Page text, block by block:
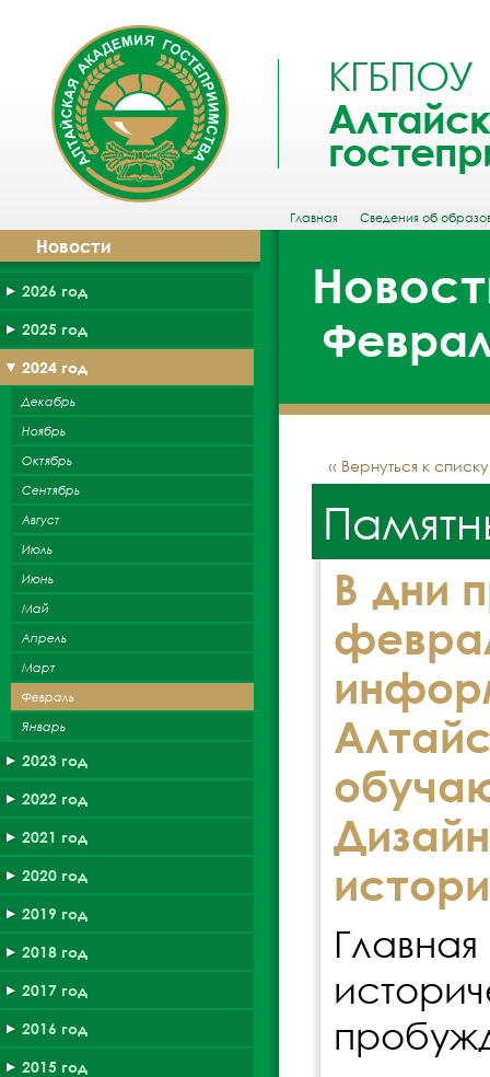
КГБПОУ
Главная Сведения об
Новости
2026 год
2025 год
2024 год
Декабрь
Ноябрь
Октябрь
Сентябрь
Август
Июль
Июнь
Май
Апрель
Март
Февраль
Январь
2023 год
2022 год
2021 год
2020 год
2019 год
2018 год
2017 год
2016 год
2015 год
‹‹ Вернуться к
В дни